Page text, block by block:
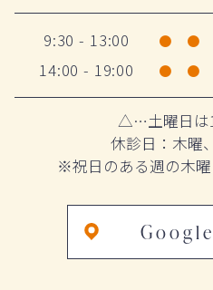
9:30 - 13:00 ● ●
14:00 - 19:00 ● ●
△…土曜日は
休診日：木曜
※祝日のある週の木